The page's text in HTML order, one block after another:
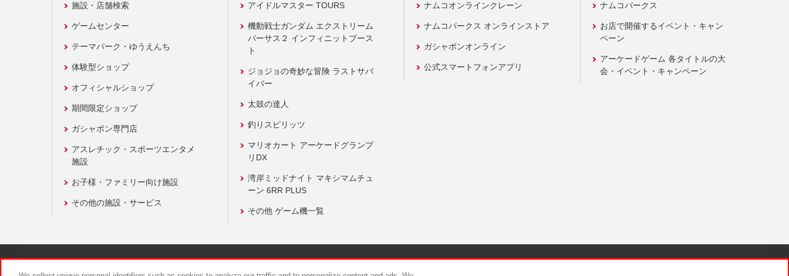
施設・店舗検索
ゲームセンター
テーマパーク・ゆうえんち
体験型ショップ
オフィシャルショップ
期間限定ショップ
ガシャポン専門店
アスレチック・スポーツエンタメ
施設
お子様・ファミリー向け施設
その他の施設・サービス
アイドルマスター TOURS
機動戦士ガンダム エクストリーム
バーサス２ インフィニットブース
ト
ジョジョの奇妙な冒険 ラストサバ
イバー
太鼓の達人
釣りスピリッツ
マリオカート アーケードグランプ
リDX
湾岸ミッドナイト マキシマムチュ
ーン 6RR PLUS
その他 ゲーム機一覧
ナムコオンラインクレーン
ナムコパークス オンラインストア
ガシャポンオンライン
公式スマートフォンアプリ
ナムコパークス
お店で開催するイベント・キャン
ペーン
アーケードゲーム 各タイトルの大
会・イベント・キャンペーン